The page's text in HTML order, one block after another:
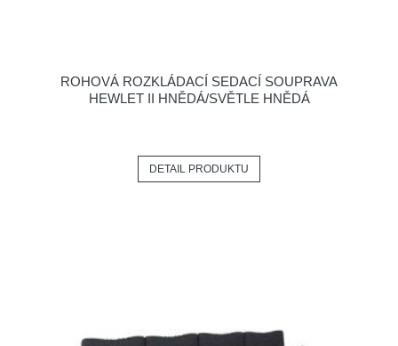
ROHOVÁ ROZKLÁDACÍ SEDACÍ SOUPRAVA
HEWLET II HNĚDÁ/SVĚTLE HNĚDÁ
DETAIL PRODUKTU